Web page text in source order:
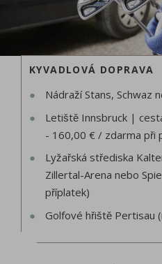
KYVADLOVÁ DOPRAVA
Nádraží Stans, Schwaz
Letiště Innsbruck |
- 160,00 € / zdarma při
Lyžařská střediska
Zillertal-Arena nebo
příplatek)
Golfové hřiště Pertisau